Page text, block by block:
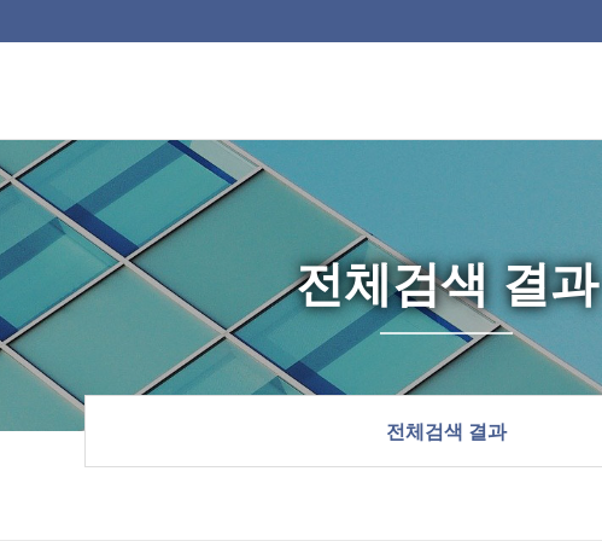
전체검색 결과
전체검색 결과